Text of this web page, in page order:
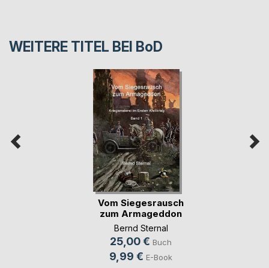
WEITERE TITEL BEI BoD
Vom Siegesrausch
zum Armageddon
Bernd Sternal
25,00 € Buch
9,99 € E-Book